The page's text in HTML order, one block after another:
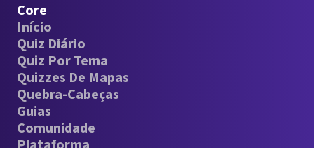
Core
Início
Quiz Diário
Quiz Por Tema
Quizzes De Mapas
Quebra-Cabeças
Guias
Comunidade